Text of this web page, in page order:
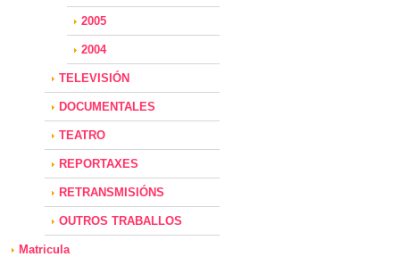
2005
2004
TELEVISIÓN
DOCUMENTALES
TEATRO
REPORTAXES
RETRANSMISIÓNS
OUTROS TRABALLOS
Matricula